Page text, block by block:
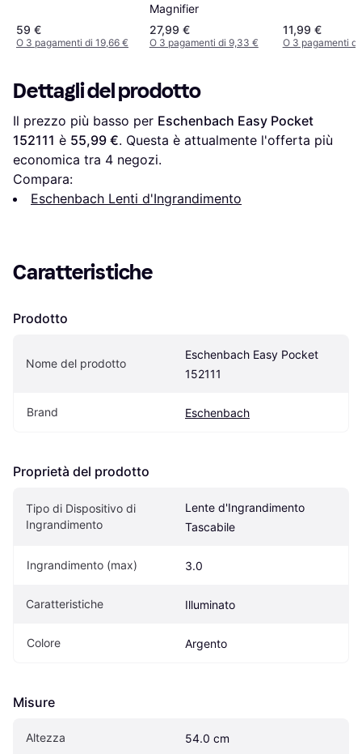
59 €
O 3 pagamenti di 19,66 €
Magnifier
27,99 €
O 3 pagamenti di 9,33 €
11,99 €
O 3 pagamenti
Dettagli del prodotto
Il prezzo più basso per Eschenbach Easy Pocket
152111 è 55,99 €. Questa è attualmente l'offerta più
economica tra 4 negozi.
Compara:
Eschenbach Lenti d'Ingrandimento
Caratteristiche
Prodotto
Nome del prodotto
Eschenbach Easy Pocket
152111
Brand Eschenbach
Proprietà del prodotto
Tipo di Dispositivo di
Ingrandimento
Lente d'Ingrandimento
Tascabile
Ingrandimento (max) 3.0
Caratteristiche Illuminato
Colore Argento
Misure
Altezza 54.0 cm